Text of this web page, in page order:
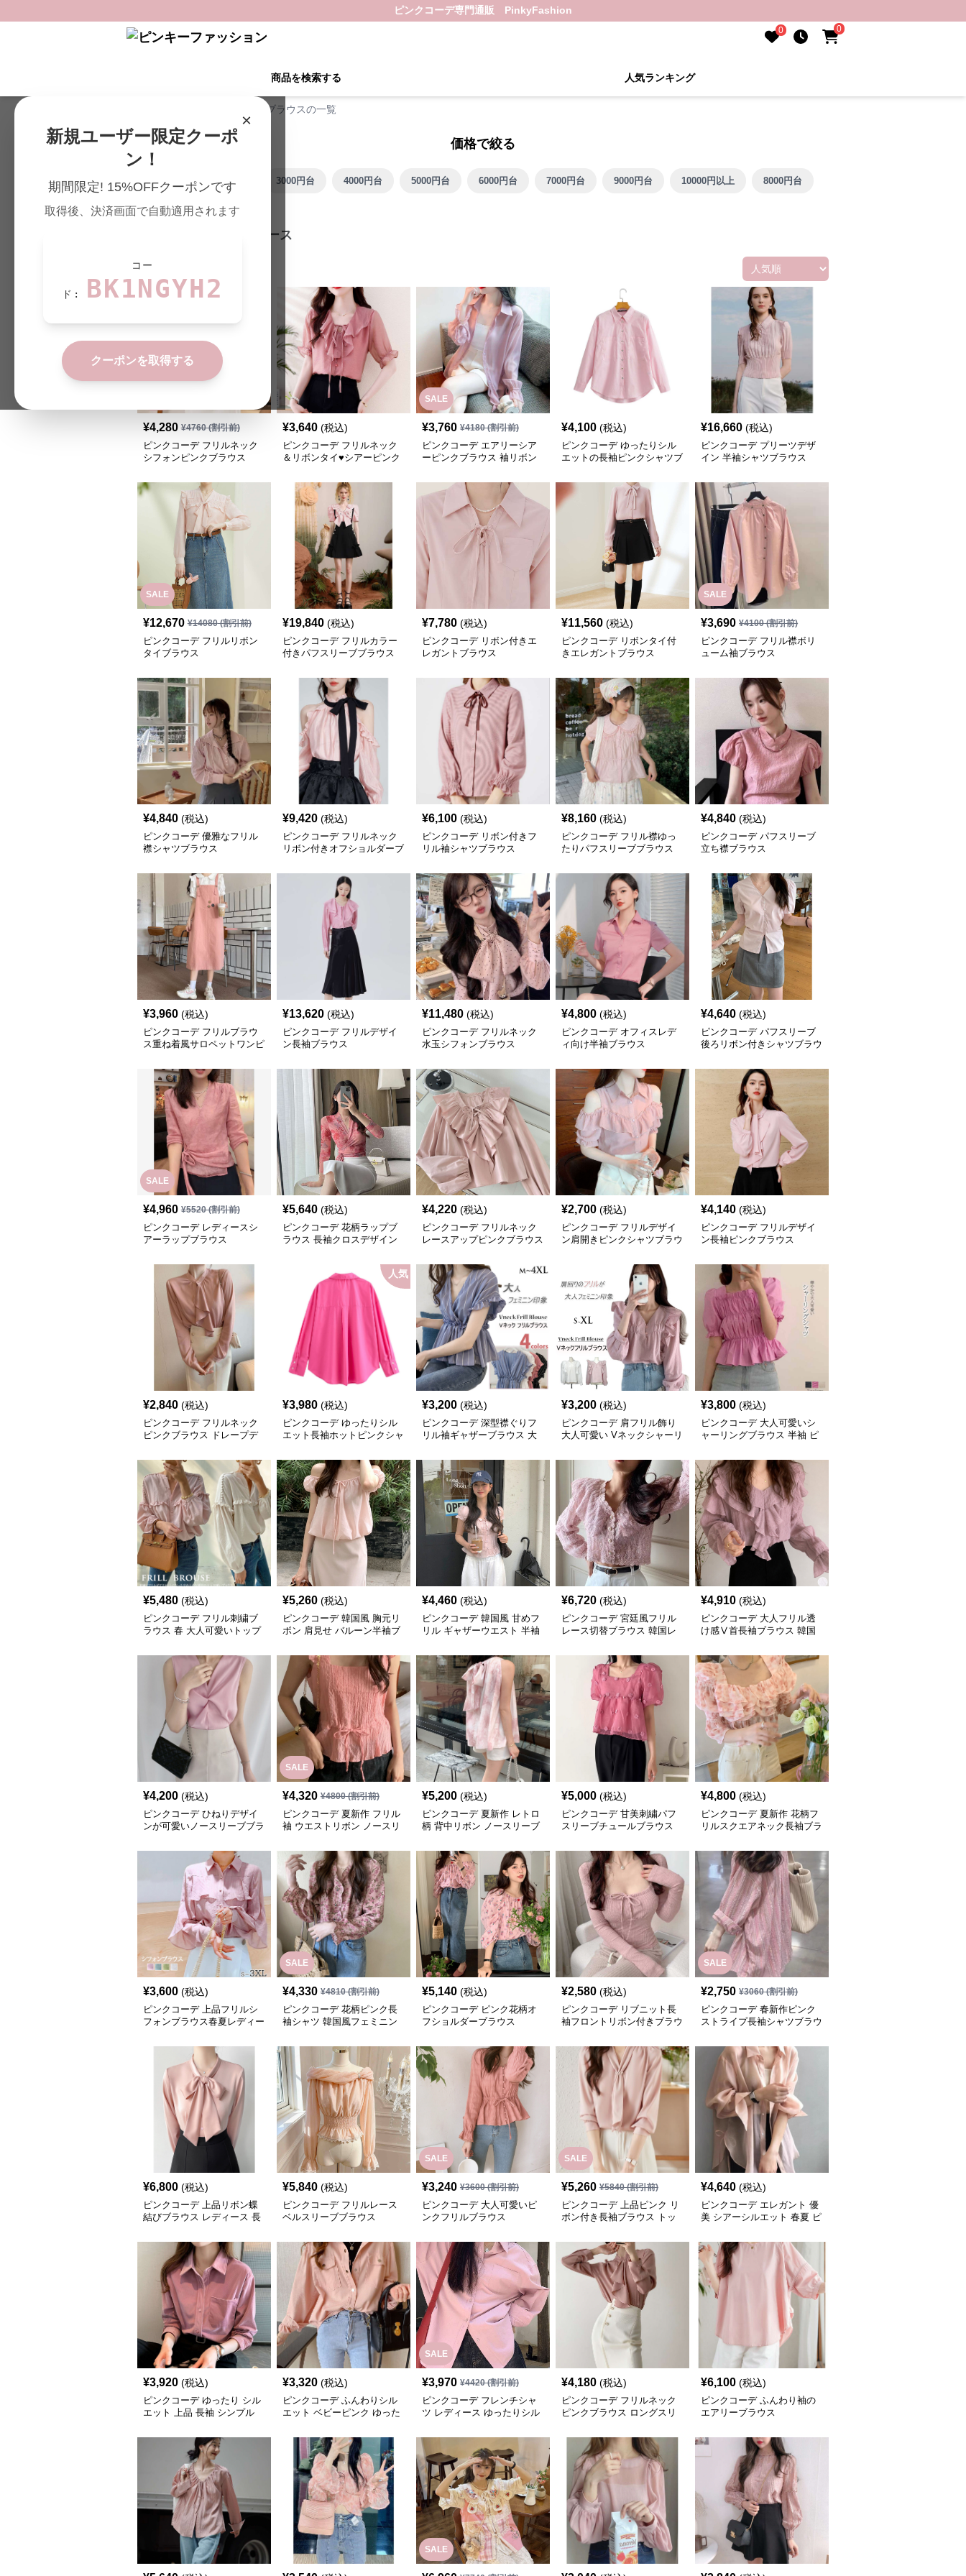
ピンクコーデ専門通販 PinkyFashion
0 0
商品を検索する 人気ランキング
×
新規ユーザー限定クーポ
ン！
期間限定! 15%OFFクーポンです
取得後、決済画面で自動適用されます
コー
ド: BK1NGYH2
クーポンを取得する
ブラウスの一覧
価格で絞る
1000円台 2000円台 3000円台 4000円台 5000円台 6000円台 7000円台 9000円台 10000円以上 8000円台
ピンクコーデ ワンピース
78件の商品が見つかりました
¥4,280 ¥4760(割引前)
ピンクコーデ フリルネック
シフォンピンクブラウス
¥3,640 (税込)
ピンクコーデ フリルネック
＆リボンタイ♥シアーピンク
SALE
¥3,760 ¥4180(割引前)
ピンクコーデ エアリーシア
ーピンクブラウス 袖リボン
¥4,100 (税込)
ピンクコーデ ゆったりシル
エットの長袖ピンクシャツブ
¥16,660 (税込)
ピンクコーデ プリーツデザ
イン 半袖シャツブラウス
SALE
¥12,670 ¥14080(割引前)
ピンクコーデ フリルリボン
タイブラウス
¥19,840 (税込)
ピンクコーデ フリルカラー
付きパフスリーブブラウス
¥7,780 (税込)
ピンクコーデ リボン付きエ
レガントブラウス
¥11,560 (税込)
ピンクコーデ リボンタイ付
きエレガントブラウス
SALE
¥3,690 ¥4100(割引前)
ピンクコーデ フリル襟ボリ
ューム袖ブラウス
¥4,840 (税込)
ピンクコーデ 優雅なフリル
襟シャツブラウス
¥9,420 (税込)
ピンクコーデ フリルネック
リボン付きオフショルダーブ
¥6,100 (税込)
ピンクコーデ リボン付きフ
リル袖シャツブラウス
¥8,160 (税込)
ピンクコーデ フリル襟ゆっ
たりパフスリーブブラウス
¥4,840 (税込)
ピンクコーデ パフスリーブ
立ち襟ブラウス
¥3,960 (税込)
ピンクコーデ フリルブラウ
ス重ね着風サロペットワンピ
¥13,620 (税込)
ピンクコーデ フリルデザイ
ン長袖ブラウス
¥11,480 (税込)
ピンクコーデ フリルネック
水玉シフォンブラウス
¥4,800 (税込)
ピンクコーデ オフィスレデ
ィ向け半袖ブラウス
¥4,640 (税込)
ピンクコーデ パフスリーブ
後ろリボン付きシャツブラウ
SALE
¥4,960 ¥5520(割引前)
ピンクコーデ レディースシ
アーラップブラウス
¥5,640 (税込)
ピンクコーデ 花柄ラップブ
ラウス 長袖クロスデザイン
¥4,220 (税込)
ピンクコーデ フリルネック
レースアップピンクブラウス
¥2,700 (税込)
ピンクコーデ フリルデザイ
ン肩開きピンクシャツブラウ
¥4,140 (税込)
ピンクコーデ フリルデザイ
ン長袖ピンクブラウス
¥2,840 (税込)
ピンクコーデ フリルネック
ピンクブラウス ドレープデ
人気
¥3,980 (税込)
ピンクコーデ ゆったりシル
エット長袖ホットピンクシャ
¥3,200 (税込)
ピンクコーデ 深型襟ぐりフ
リル袖ギャザーブラウス 大
¥3,200 (税込)
ピンクコーデ 肩フリル飾り
大人可愛い Vネックシャーリ
¥3,800 (税込)
ピンクコーデ 大人可愛いシ
ャーリングブラウス 半袖 ピ
¥5,480 (税込)
ピンクコーデ フリル刺繍ブ
ラウス 春 大人可愛いトップ
¥5,260 (税込)
ピンクコーデ 韓国風 胸元リ
ボン 肩見せ バルーン半袖ブ
¥4,460 (税込)
ピンクコーデ 韓国風 甘めフ
リル ギャザーウエスト 半袖
¥6,720 (税込)
ピンクコーデ 宮廷風フリル
レース切替ブラウス 韓国レ
¥4,910 (税込)
ピンクコーデ 大人フリル透
け感Ⅴ首長袖ブラウス 韓国
¥4,200 (税込)
ピンクコーデ ひねりデザイ
ンが可愛いノースリーブブラ
SALE
¥4,320 ¥4800(割引前)
ピンクコーデ 夏新作 フリル
袖 ウエストリボン ノースリ
¥5,200 (税込)
ピンクコーデ 夏新作 レトロ
柄 背中リボン ノースリーブ
¥5,000 (税込)
ピンクコーデ 甘美刺繍パフ
スリーブチュールブラウス
¥4,800 (税込)
ピンクコーデ 夏新作 花柄フ
リルスクエアネック長袖ブラ
¥3,600 (税込)
ピンクコーデ 上品フリルシ
フォンブラウス春夏レディー
SALE
¥4,330 ¥4810(割引前)
ピンクコーデ 花柄ピンク長
袖シャツ 韓国風フェミニン
¥5,140 (税込)
ピンクコーデ ピンク花柄オ
フショルダーブラウス
¥2,580 (税込)
ピンクコーデ リブニット長
袖フロントリボン付きブラウ
SALE
¥2,750 ¥3060(割引前)
ピンクコーデ 春新作ピンク
ストライプ長袖シャツブラウ
¥6,800 (税込)
ピンクコーデ 上品リボン蝶
結びブラウス レディース 長
¥5,840 (税込)
ピンクコーデ フリルレース
ベルスリーブブラウス
SALE
¥3,240 ¥3600(割引前)
ピンクコーデ 大人可愛いピ
ンクフリルブラウス
SALE
¥5,260 ¥5840(割引前)
ピンクコーデ 上品ピンク リ
ボン付き長袖ブラウス トッ
¥4,640 (税込)
ピンクコーデ エレガント 優
美 シアーシルエット 春夏 ピ
¥3,920 (税込)
ピンクコーデ ゆったり シル
エット 上品 長袖 シンプル
シャツ くすみピンク ピンク
¥3,320 (税込)
ピンクコーデ ふんわりシル
エット ベビーピンク ゆった
ィース カジュアル 羽織りシ
ャツ
SALE
¥3,970 ¥4420(割引前)
ピンクコーデ フレンチシャ
ツ レディース ゆったりシル
ュアル シンプル ブラウス ピ
ンクシャツ
¥4,180 (税込)
ピンクコーデ フリルネック
ピンクブラウス ロングスリ
¥6,100 (税込)
ピンクコーデ ふんわり袖の
エアリーブラウス
SALE